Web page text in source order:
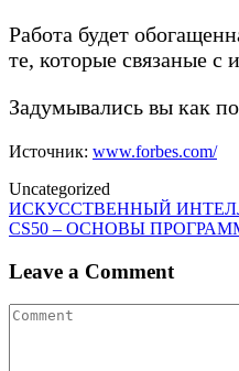
Работа будет
те, которые связаные с
Задумывались вы как
Источник: www.forbes.com/
Uncategorized
Post
navigation
ИСКУССТВЕННЫЙ
CS50 – ОСНОВЫ
Leave a Comment